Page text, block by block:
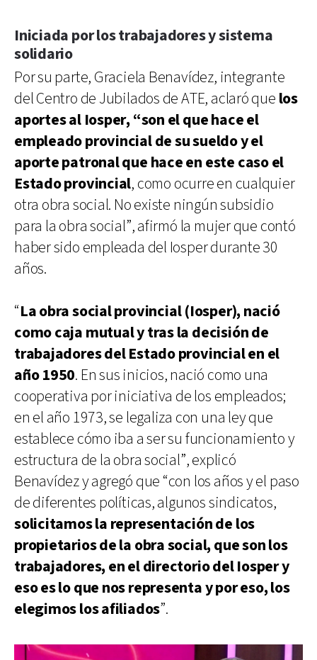
Iniciada por los trabajadores y sistema
solidario
Por su parte, Graciela Benavídez, integrante
del Centro de Jubilados de ATE, aclaró que los
aportes al Iosper, “son el que hace el
empleado provincial de su sueldo y el
aporte patronal que hace en este caso el
Estado provincial, como ocurre en cualquier
otra obra social. No existe ningún subsidio
para la obra social”, afirmó la mujer que contó
haber sido empleada del Iosper durante 30
años.
“La obra social provincial (Iosper), nació
como caja mutual y tras la decisión de
trabajadores del Estado provincial en el
año 1950. En sus inicios, nació como una
cooperativa por iniciativa de los empleados;
en el año 1973, se legaliza con una ley que
establece cómo iba a ser su funcionamiento y
estructura de la obra social”, explicó
Benavídez y agregó que “con los años y el paso
de diferentes políticas, algunos sindicatos,
solicitamos la representación de los
propietarios de la obra social, que son los
trabajadores, en el directorio del Iosper y
eso es lo que nos representa y por eso, los
elegimos los afiliados”.